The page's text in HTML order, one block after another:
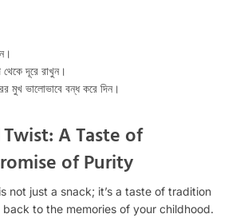
দূরে রাখুন।
মুখ ভালোভাবে বন্ধ করে দিন।
A Taste of
of Purity
is not just a snack; it’s a taste of tradition
to the memories of your childhood.